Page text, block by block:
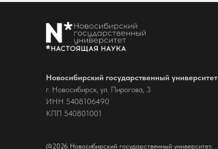
@2026 Новосибирский государственный университет.
Новосибирский государственный университет
г. Новосибирск, ул. Пирогова, 3
ИНН 5408106490
КПП 540801001